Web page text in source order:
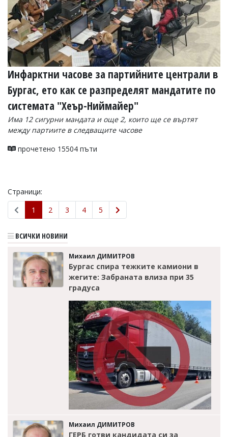
Инфарктни часове за партийните централи в
Бургас, ето как се разпределят мандатите по
системата "Хеър-Ниймайер"
Има 12 сигурни мандата и още 2, които ще се въртят
между партиите в следващите часове
прочетено 15504 пъти
Страници:
1
2 3 4 5
ВСИЧКИ НОВИНИ
Михаил ДИМИТРОВ
Бургас спира тежките камиони в
жегите: Забраната влиза при 35
градуса
Михаил ДИМИТРОВ
ГЕРБ готви кандидата си за